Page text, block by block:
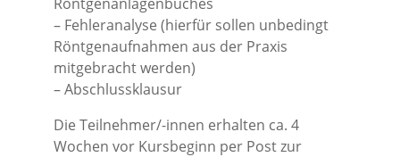
– Fehleranalyse (hierfür sollen unbedingt
Röntgenaufnahmen aus der Praxis
mitgebracht werden)
– Abschlussklausur
Die Teilnehmer/-innen erhalten ca. 4
Wochen vor Kursbeginn per Post zur